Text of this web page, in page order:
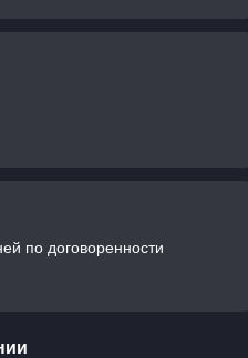
по договоренности